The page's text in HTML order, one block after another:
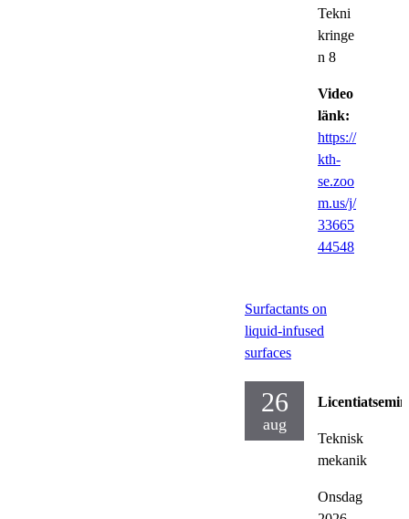
Tekni
kringe
n 8
Video
länk:
https://
kth-
se.zoo
m.us/j/
33665
44548
Surfactants on
liquid-infused
surfaces
26
aug
Teknisk
mekanik
Onsdag